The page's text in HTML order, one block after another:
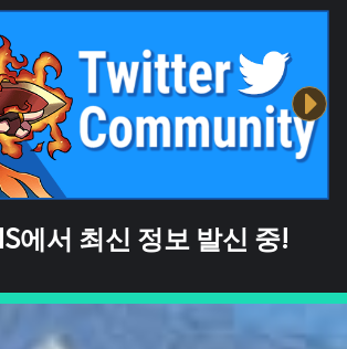
에서 최신 정보 발신 중!